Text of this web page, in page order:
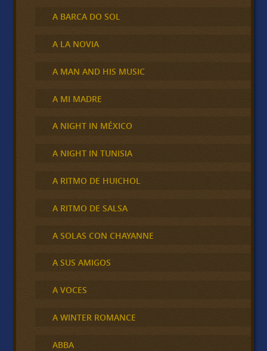
A BARCA DO SOL
A LA NOVIA
A MAN AND HIS MUSIC
A MI MADRE
A NIGHT IN MÉXICO
A NIGHT IN TUNISIA
A RITMO DE HUICHOL
A RITMO DE SALSA
A SOLAS CON CHAYANNE
A SUS AMIGOS
A VOCES
A WINTER ROMANCE
ABBA